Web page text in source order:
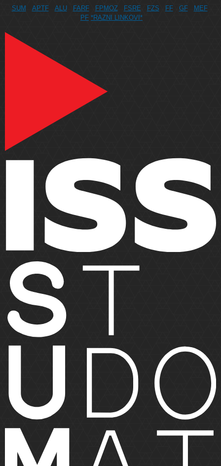
SUM APTF ALU FARF FPMOZ FSRE FZS FF GF
MEF
PF *RAZNI LINKOVI*